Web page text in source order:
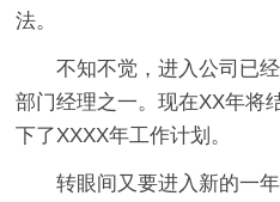
法。
不知不觉，进入公司已
部门经理之一。现在XX年将
下了XXXX年工作计划。
转眼间又要进入新的一